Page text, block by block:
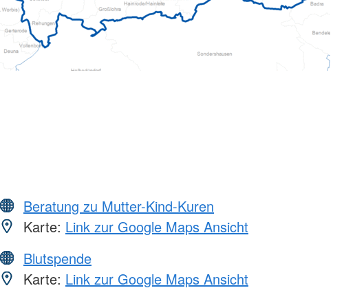
Beratung zu Mutter-Kind-Kuren
Karte: Link zur Google Maps Ansicht
Blutspende
Karte: Link zur Google Maps Ansicht